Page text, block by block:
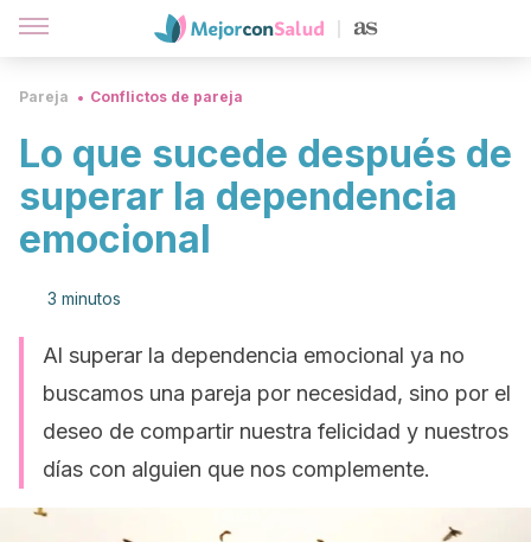
Pareja Conflictos de pareja
Lo que sucede después de
superar la dependencia
emocional
3 minutos
Al superar la dependencia emocional ya no
buscamos una pareja por necesidad, sino por el
deseo de compartir nuestra felicidad y nuestros
días con alguien que nos complemente.